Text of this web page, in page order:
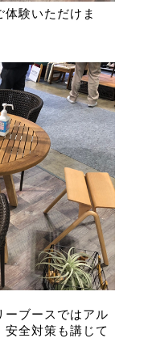
験いただけま
ーブースではアル
安全対策も講じて